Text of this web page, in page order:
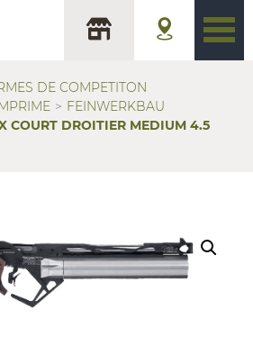
DE COMPETITON
FEINWERKBAU
COURT DROITIER MEDIUM 4.5